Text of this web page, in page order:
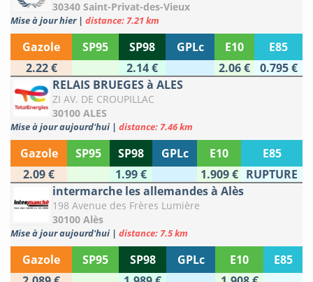
30340 Saint-Privat-des-Vieux
Mise à jour hier | distance: 7.21 km
Gazole SP95 SP98 GPLc E10
E85
2.22 €
2.14 € 2.06 €
0.795 €
RELAIS BRUEGES à ALES
ZI AV. DE CROUPILLAC
30100 ALES
Mise à jour aujourd'hui | distance: 7.46 km
Gazole SP95 SP98 GPLc E10
E85
2.09 €
1.99 € 1.909 € RUPTURE
intermarche les allemandes à Alès
198 Avenue des Frères Lumière
30100 Alès
Mise à jour aujourd'hui | distance: 7.5 km
Gazole SP95 SP98 GPLc E10
E85